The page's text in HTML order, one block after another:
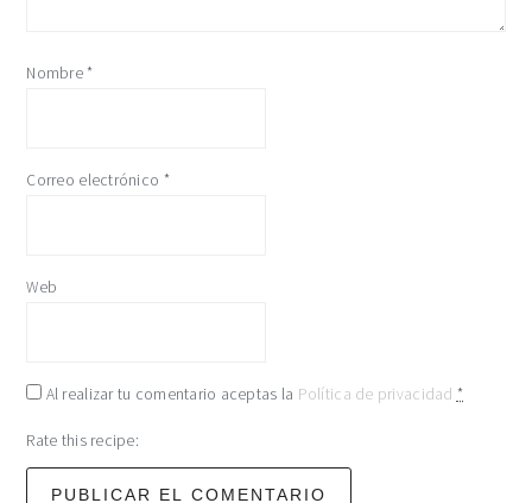
Nombre *
Correo electrónico *
Web
Al realizar tu comentario aceptas la Política de privacidad *
Rate this recipe: